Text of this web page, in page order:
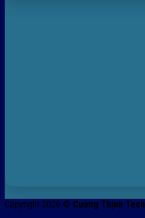
Copyright 2026 © Cường Thịnh Tech